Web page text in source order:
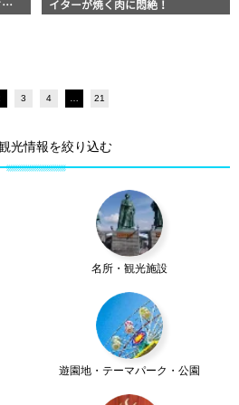
イターが焼く肉に悶絶！
3 4 21
光情報を絞り込む
名所・観光施設
遊園地・テーマパーク・公園